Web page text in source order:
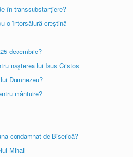
în transsubstanţiere?
o întorsătură creştină
decembrie?
naşterea lui Isus Cristos
Dumnezeu?
mântuire?
condamnat de Biserică?
Mihail